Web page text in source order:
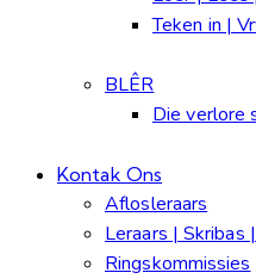
Teken in |
BLÊR
Die verlore
Kontak Ons
Aflosleraars
Leraars | Skribas
Ringskommissies